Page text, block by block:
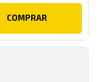
COMPRAR